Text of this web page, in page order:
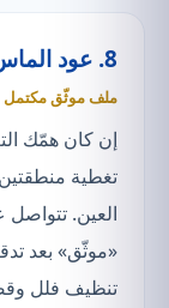
8. عود الماس
ملف موثّق مكتمل
إن كان همّك
العين.
«موثّق» بعد
تنظيف فلل